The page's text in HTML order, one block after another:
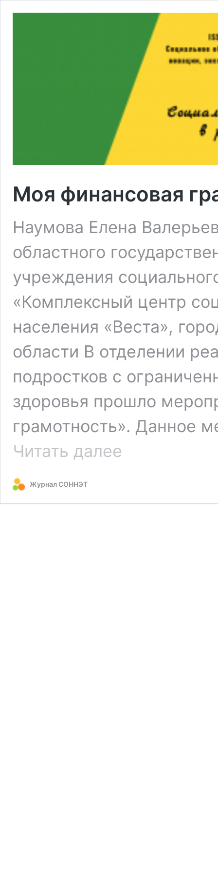
Моя финансовая
Наумова Елена
областного
учреждения
«Комплексный центр
населения «Веста»,
области В отделении
подростков с
здоровья прошло
грамотность». Данное
Читать далее
Журнал СОННЭТ